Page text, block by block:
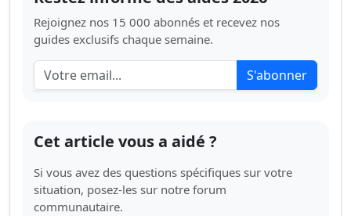
Rejoignez nos 15 000 abonnés et recevez nos
guides exclusifs chaque semaine.
S'abonner
Cet article vous a aidé ?
Si vous avez des questions spécifiques sur votre
situation, posez-les sur notre forum
communautaire.